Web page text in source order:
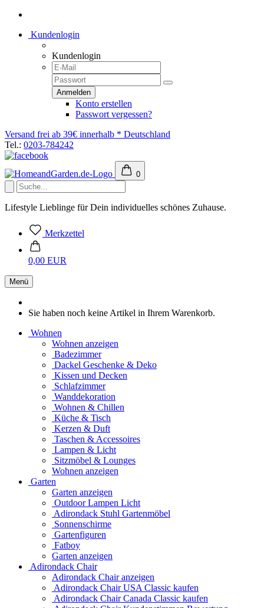
Kundenlogin
Kundenlogin
Konto erstellen
Passwort vergessen?
Versand frei ab 39€ innerhalb * Deutschland
Tel.: 0203-784242
0
Lifestyle Lieblinge für Dein individuelles schönes Zuhause.
Merkzettel
0,00 EUR
Menü
Sie haben noch keine Artikel in Ihrem Warenkorb.
Wohnen
Wohnen anzeigen
Badezimmer
Dackel Geschenke & Deko
Kissen und Decken
Schlafzimmer
Wanddekoration
Wohnen & Chillen
Küche & Tisch
Kerzen & Duft
Taschen & Accessoires
Lampen & Licht
Sitzmöbel & Lounges
Wohnen anzeigen
Garten
Garten anzeigen
Outdoor Lampen Licht
Adirondack Stuhl Gartenmöbel
Sonnenschirme
Gartenfiguren
Fatboy
Garten anzeigen
Adirondack Chair
Adirondack Chair anzeigen
Adirondack Chair USA Classic kaufen
Adirondack Chair Canada Classic kaufen